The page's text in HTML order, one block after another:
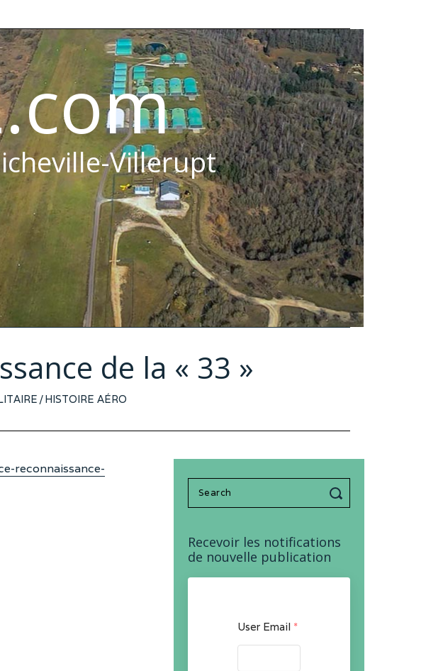
Villerupt
de la « 33 »
/HISTOIRE AÉRO
reconnaissance-
Search
for:
Recevoir les notifications
de nouvelle publication
User Email *